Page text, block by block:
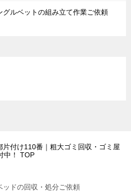
グルベットの組み立て作業ご依頼
片付け110番｜粗大ゴミ回収・ゴミ屋
！
TOP
ッドの回収・処分ご依頼